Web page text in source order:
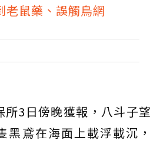
老鼠藥、誤觸鳥網
所3日傍晚獲報，八斗子望
黑鳶在海面上載浮載沉，